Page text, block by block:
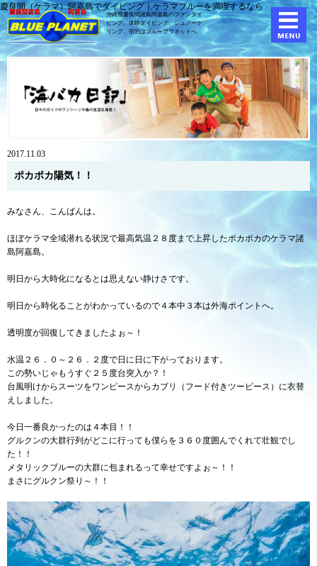
慶良間（ケラマ）阿嘉島でダイビング｜ケラマブルーを満喫するなら
沖縄県慶良間諸島阿嘉島のファンダイ
ビング、体験ダイビング、シュノーケ
リング、宿泊はブループラネットへ
2017.11.03
ポカポカ陽気！！
みなさん、こんばんは。
ほぼケラマ全域潜れる状況で最高気温２８度まで上昇したポカポカのケラマ諸
島阿嘉島。
明日から大時化になるとは思えない静けさです。
明日から時化ることがわかっているので４本中３本は外海ポイントへ。
透明度が回復してきましたよぉ～！
水温２６．０～２６．２度で日に日に下がっております。
この勢いじゃもうすぐ２５度台突入か？！
台風明けからスーツをワンピースからカブリ（フード付きツーピース）に衣替
えしました。
今日一番良かったのは４本目！！
グルクンの大群行列がどこに行っても僕らを３６０度囲んでくれて壮観でし
た！！
メタリックブルーの大群に包まれるって幸せですよぉ～！！
まさにグルクン祭り～！！